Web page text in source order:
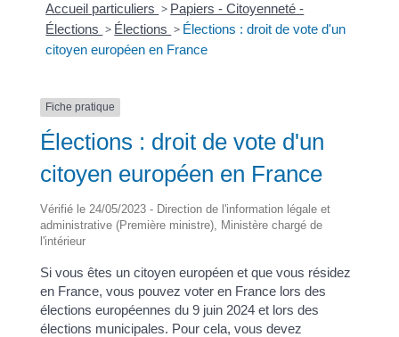
Accueil particuliers > Papiers - Citoyenneté -
Élections > Élections > Élections : droit de vote d'un
citoyen européen en France
Fiche pratique
Élections : droit de vote d'un
citoyen européen en France
Vérifié le 24/05/2023 - Direction de l'information légale et
administrative (Première ministre), Ministère chargé de
l'intérieur
Si vous êtes un citoyen européen et que vous résidez
en France, vous pouvez voter en France lors des
élections européennes du 9 juin 2024 et lors des
élections municipales. Pour cela, vous devez